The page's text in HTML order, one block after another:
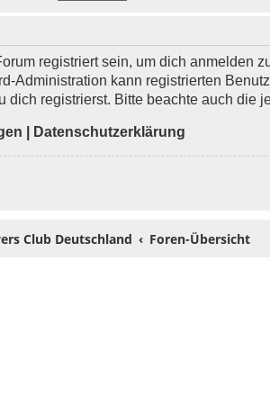
registriert sein, um dich anmelden
Administration kann registrierten
dich registrierst. Bitte beachte auch
Datenschutzerklärung
Club Deutschland Foren-Übersicht